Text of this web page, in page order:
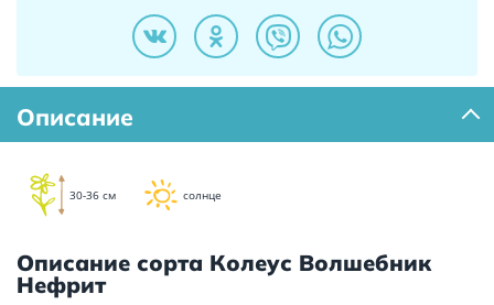
Описание
30-36 см солнце
Описание сорта Колеус Волшебник
Нефрит